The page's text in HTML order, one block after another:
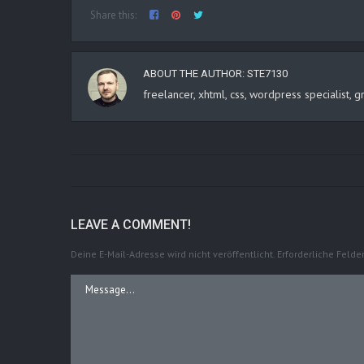
Share this:
ABOUT THE AUTHOR: STE7130
freelancer, xhtml, css, wordpress specialist,
LEAVE A COMMENT!
Deine E-Mail-Adresse wird nicht veröffentlicht. Erforderliche